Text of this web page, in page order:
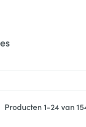
Producten1-24van